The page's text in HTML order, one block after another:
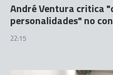
André Ventura critica
personalidades" no
22:15